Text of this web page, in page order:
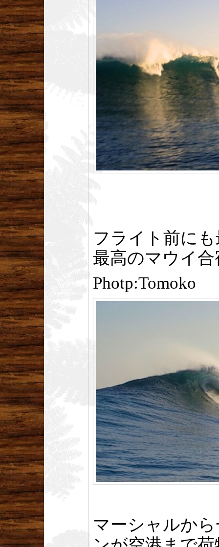
フライト前に
最高のマウイ
Photp:Tomoko
マーシャルか